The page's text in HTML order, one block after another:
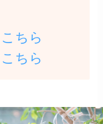
こちら
こちら